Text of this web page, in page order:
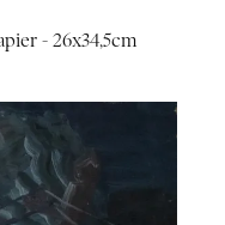
- 26x34,5cm